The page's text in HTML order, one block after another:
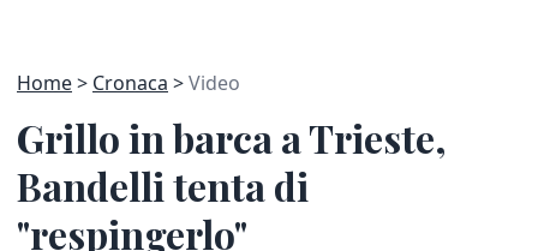
Home Cronaca Video
Grillo in barca a Trieste,
Bandelli tenta di
"respingerlo"